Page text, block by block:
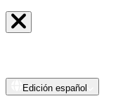
Edición español